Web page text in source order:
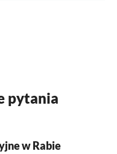
pytania
w Rabie